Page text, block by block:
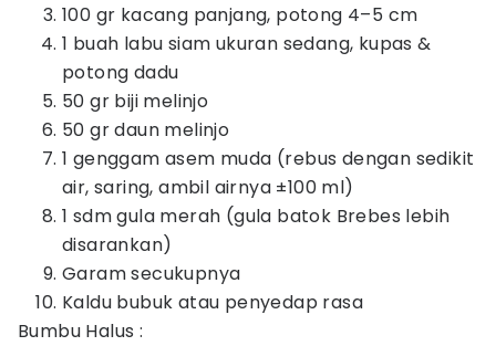
100 gr kacang panjang, potong 4–5 cm
1 buah labu siam ukuran sedang, kupas &
potong dadu
50 gr biji melinjo
50 gr daun melinjo
1 genggam asem muda (rebus dengan sedikit
air, saring, ambil airnya ±100 ml)
1 sdm gula merah (gula batok Brebes lebih
disarankan)
Garam secukupnya
Kaldu bubuk atau penyedap rasa
Bumbu Halus :